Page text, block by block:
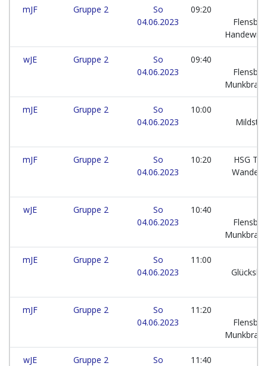
mJF Gruppe 2
So
04.06.2023
09:20
wJE Gruppe 2
So
04.06.2023
09:40
mJE Gruppe 2
So
04.06.2023
10:00
mJF Gruppe 2
So
04.06.2023
10:20
HSG
wJE Gruppe 2
So
04.06.2023
10:40
mJE Gruppe 2
So
04.06.2023
11:00
mJF Gruppe 2
So
04.06.2023
11:20
wJE Gruppe 2
So
11:40